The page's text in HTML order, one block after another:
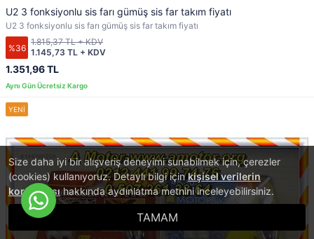
Size daha iyi bir alışveriş deneyimi sunabilmek için, çerezler
(cookies) kullanıyoruz. Detaylı bilgi içinkişisel verilerin
korunmasıhakkında aydınlatma metnini inceleyebilirsiniz.
TAMAM
U2 3 fonksiyonlu sis farı gümüş sis far takım fiyatı
U2 3 fonksiyonlu sis farı gümüş sis far takım fiyatı
%36
1.351,96 TL
1.145,73 TL + KDV
1.815,37 TL + KDV